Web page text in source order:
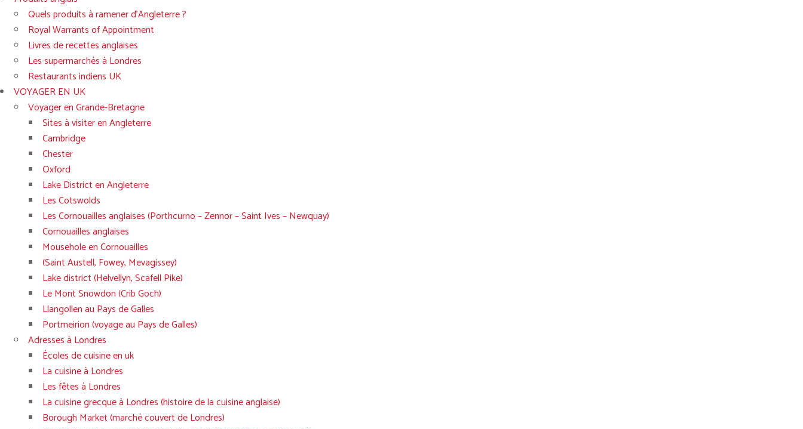
Quels produits à ramener d’Angleterre ?
Royal Warrants of Appointment
Livres de recettes anglaises
Les supermarchés à Londres
Restaurants indiens UK
VOYAGER EN UK
Voyager en Grande-Bretagne
Sites à visiter en Angleterre
Cambridge
Chester
Oxford
Lake District en Angleterre
Les Cotswolds
Les Cornouailles anglaises (Porthcurno – Zennor – Saint Ives – Newquay)
Cornouailles anglaises
Mousehole en Cornouailles
(Saint Austell, Fowey, Mevagissey)
Lake district (Helvellyn, Scafell Pike)
Le Mont Snowdon (Crib Goch)
Llangollen au Pays de Galles
Portmeirion (voyage au Pays de Galles)
Adresses à Londres
Écoles de cuisine en uk
La cuisine à Londres
Les fêtes à Londres
La cuisine grecque à Londres (histoire de la cuisine anglaise)
Borough Market (marché couvert de Londres)